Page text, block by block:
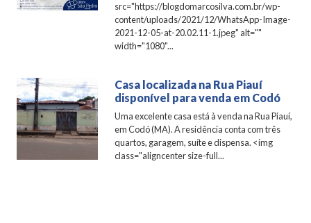
src="https://blogdomarcosilva.com.br/wp-
content/uploads/2021/12/WhatsApp-Image-
2021-12-05-at-20.02.11-1.jpeg" alt=""
width="1080"...
Casa localizada na Rua Piauí
disponível para venda em Codó
Uma excelente casa está à venda na Rua Piauí,
em Codó (MA). A residência conta com três
quartos, garagem, suíte e dispensa. <img
class="aligncenter size-full...